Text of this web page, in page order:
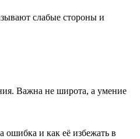
слабые стороны и
Важна не широта, а умение
ошибка и как её избежать в